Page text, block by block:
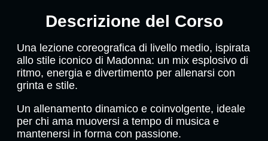
Descrizione del Corso
Una lezione coreografica di livello medio, ispirata
allo stile iconico di Madonna: un mix esplosivo di
ritmo, energia e divertimento per allenarsi con
grinta e stile.
Un allenamento dinamico e coinvolgente, ideale
per chi ama muoversi a tempo di musica e
mantenersi in forma con passione.